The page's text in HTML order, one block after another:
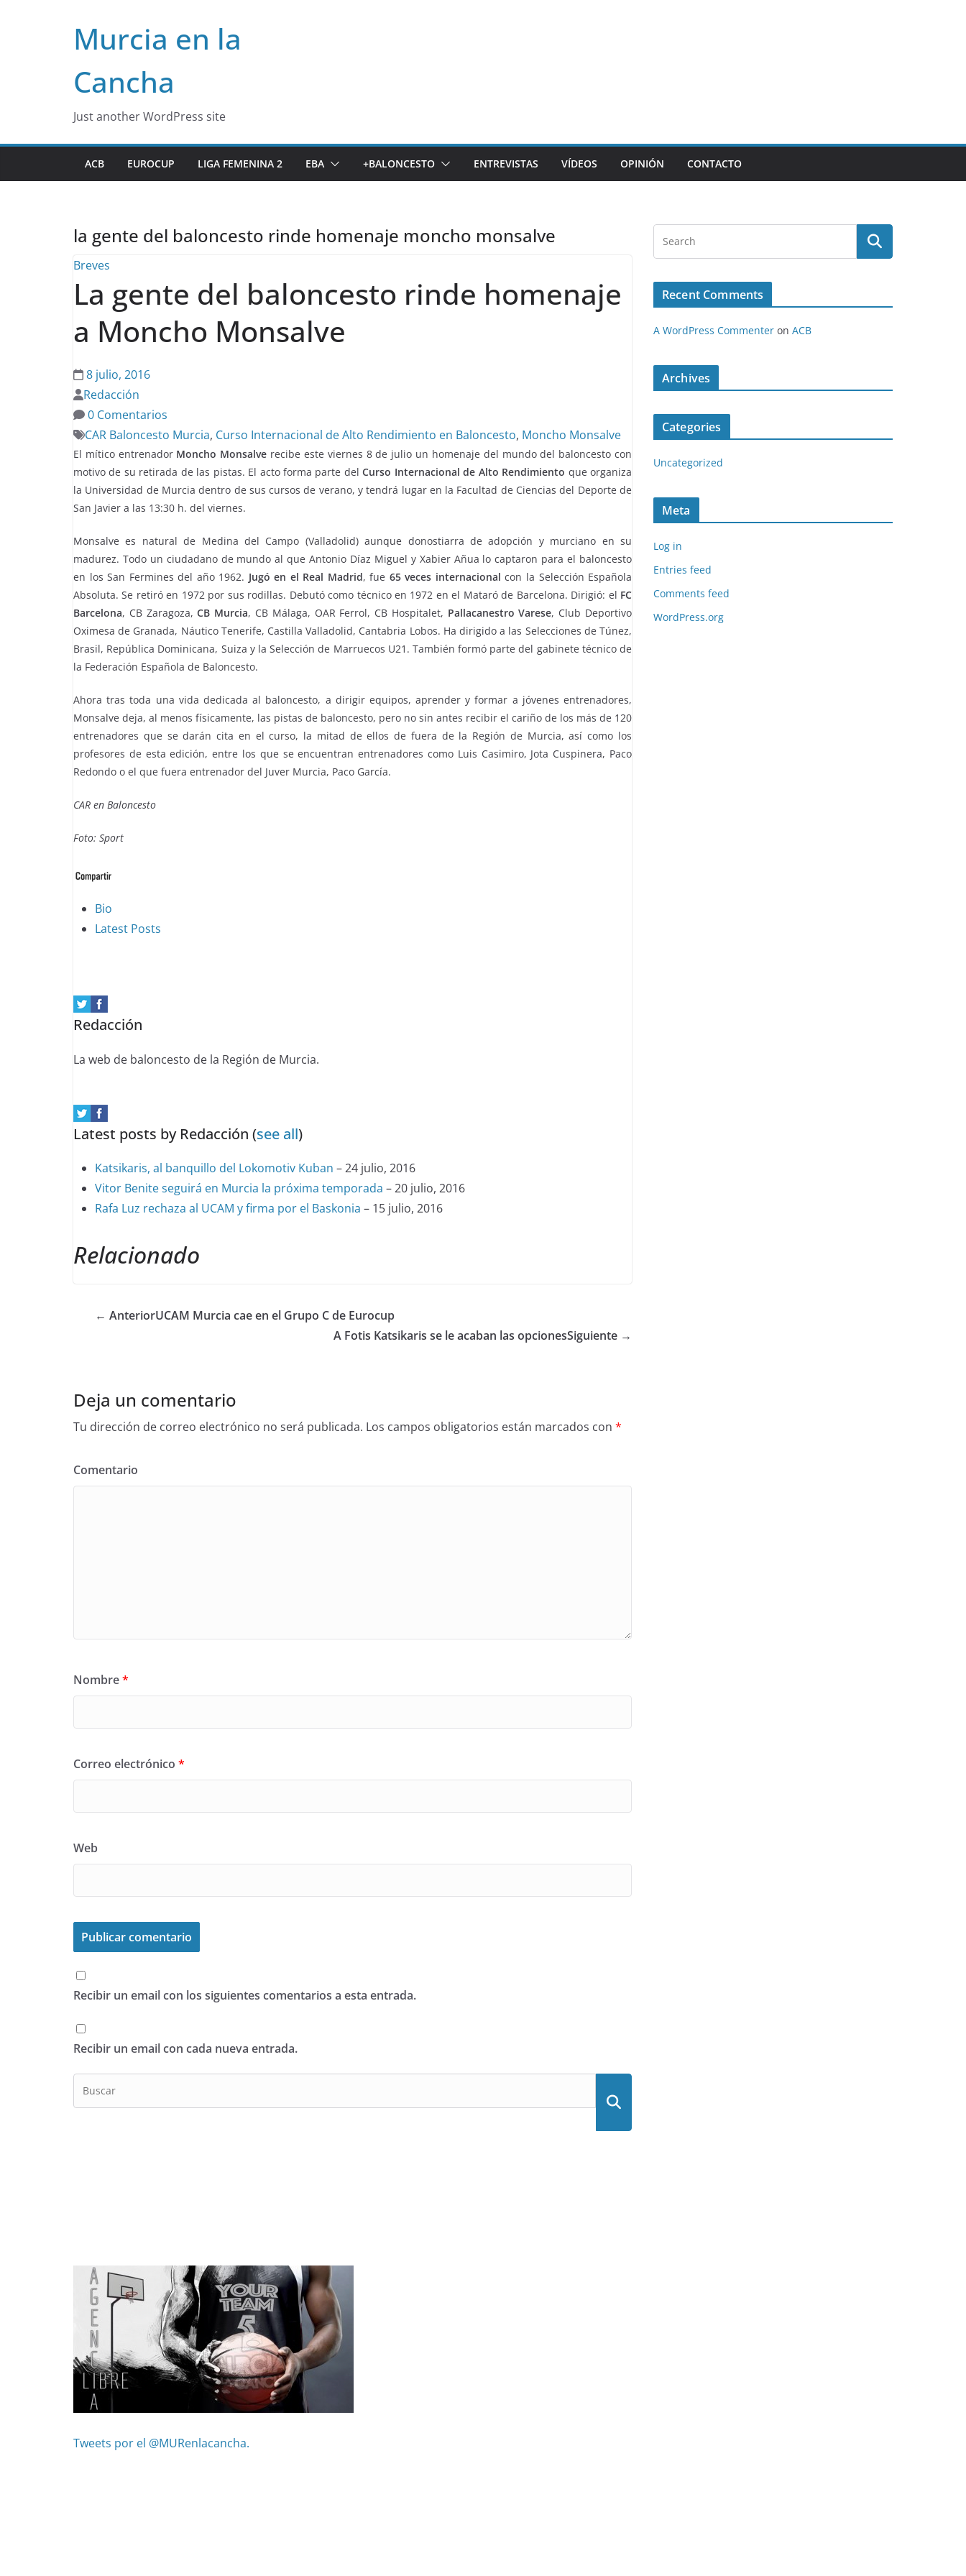
Murcia en la
Cancha
Just another WordPress site
ACB EUROCUP LIGA FEMENINA 2 EBA +BALONCESTO ENTREVISTAS VÍDEOS OPINIÓN CONTACTO
la gente del baloncesto rinde homenaje moncho monsalve
Breves
La gente del baloncesto rinde homenaje
a Moncho Monsalve
8 julio, 2016
Redacción
0 Comentarios
CAR Baloncesto Murcia, Curso Internacional de Alto Rendimiento en Baloncesto, Moncho Monsalve
El mítico entrenador Moncho Monsalve recibe este viernes 8 de julio un homenaje del mundo del baloncesto con
motivo de su retirada de las pistas. El acto forma parte delCurso Internacional de Alto Rendimiento que organiza
la Universidad de Murcia dentro de sus cursos de verano, y tendrá lugar en la Facultad de Ciencias del Deporte de
San Javier a las 13:30 h. del viernes.
Monsalve es natural de Medina del Campo (Valladolid) aunque donostiarra de adopción y murciano en su
madurez. Todo un ciudadano de mundo al que Antonio Díaz Miguel y Xabier Añua lo captaron para el baloncesto
en los San Fermines del año 1962. Jugó en el Real Madrid, fue 65 veces internacional con la Selección Española
Absoluta. Se retiró en 1972 por sus rodillas. Debutó como técnico en 1972 en el Mataró de Barcelona. Dirigió: el FC
Barcelona, CB Zaragoza,CB Murcia, CB Málaga, OAR Ferrol, CB Hospitalet, Pallacanestro Varese, Club Deportivo
Oximesa de Granada, Náutico Tenerife, Castilla Valladolid, Cantabria Lobos. Ha dirigido a las Selecciones de Túnez,
Brasil, República Dominicana, Suiza y la Selección de Marruecos U21. También formó parte del gabinete técnico de
la Federación Española de Baloncesto.
Ahora tras toda una vida dedicada al baloncesto, a dirigir equipos, aprender y formar a jóvenes entrenadores,
Monsalve deja, al menos físicamente, las pistas de baloncesto, pero no sin antes recibir el cariño de los más de 120
entrenadores que se darán cita en el curso, la mitad de ellos de fuera de la Región de Murcia, así como los
profesores de esta edición, entre los que se encuentran entrenadores como Luis Casimiro, Jota Cuspinera, Paco
Redondo o el que fuera entrenador del Juver Murcia, Paco García.
CAR en Baloncesto
Foto: Sport
The
following
content
below.
Bio
Latest Posts
Redacción
La web de baloncesto de la Región de Murcia.
Latest posts by Redacción (see all)
Katsikaris, al banquillo del Lokomotiv Kuban – 24 julio, 2016
Vitor Benite seguirá en Murcia la próxima temporada – 20 julio, 2016
Rafa Luz rechaza al UCAM y firma por el Baskonia – 15 julio, 2016
Relacionado
← AnteriorUCAM Murcia cae en el Grupo C de Eurocup
A Fotis Katsikaris se le acaban las opcionesSiguiente →
Deja un comentario
Tu dirección de correo electrónico no será publicada. Los campos obligatorios están marcados con *
Comentario
Nombre*
Correo electrónico *
Web
Recibir un email con los siguientes comentarios a esta entrada.
Recibir un email con cada nueva entrada.
Tweets por el @MURenlacancha.
Recent Comments
A WordPress Commenter on ACB
Archives
Categories
Uncategorized
Meta
Log in
Entries feed
Comments feed
WordPress.org